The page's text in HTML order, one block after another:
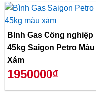
Bình Gas Công nghiệp
45kg Saigon Petro Màu
Xám
1950000₫